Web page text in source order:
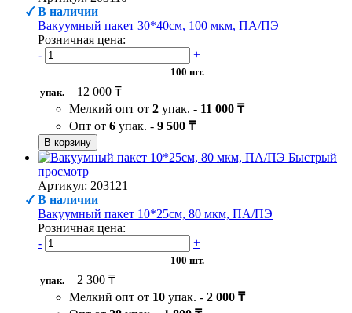
В наличии
Вакуумный пакет 30*40см, 100 мкм, ПА/ПЭ
Розничная цена:
-
+
100 шт.
упак.
12 000 ₸
Мелкий опт от 2 упак. - 11 000 ₸
Опт от 6 упак. - 9 500 ₸
В корзину
Быстрый
просмотр
Артикул: 203121
В наличии
Вакуумный пакет 10*25см, 80 мкм, ПА/ПЭ
Розничная цена:
-
+
100 шт.
упак.
2 300 ₸
Мелкий опт от 10 упак. - 2 000 ₸